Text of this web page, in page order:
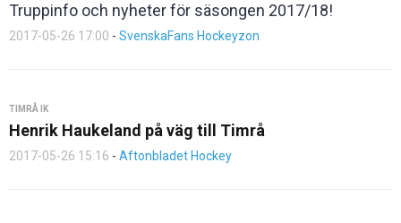
Truppinfo och nyheter för säsongen 2017/18!
2017-05-26 17:00 - SvenskaFans Hockeyzon
TIMRÅ IK
Henrik Haukeland på väg till Timrå
2017-05-26 15:16 - Aftonbladet Hockey